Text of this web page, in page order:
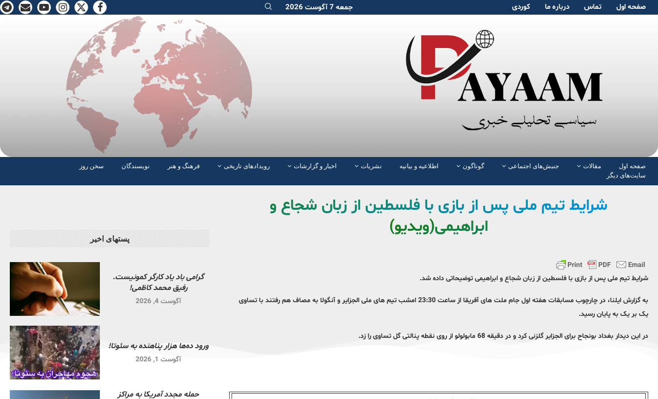
صفحە اول تماس دربارە ما کوردی جمعه 7 آگوست 2026
صفحە اول مقالات جنبش‌های اجتماعی گوناگون اطلاعیه و بیانیه نشریات اخبار و گزارشات رویدادهای تاریخی فرهنگ و هنر نویسندگان
سخن روز
سایت‌های دیگر
شرایط تیم ملی پس از بازی با فلسطین از زبان شجاع و
ابراهیمی(ویدیو)
شرایط تیم ملی پس از بازی با فلسطین از زبان شجاع و ابراهیمی توضیحاتی داده شد.
به گزارش ایلنا، در چارچوب مسابقات هفته اول جام ملت های آفریقا از ساعت 23:30 امشب تیم های ملی الجزایر و آنگولا به مصاف هم رفتند با تساوی
یک بر یک به پایان رسید.
در این دیدار بغداد بونجاح برای الجزایر گلزنی کرد و در دقیقه 68 مابولولو از روی نقطه پنالتی گل تساوی را زد.
پستهای اخیر
گرامی باد یاد کارگر کمونیست.
رفیق محمد کاظمی!
آگوست 4, 2026
ورود ده‌ها هزار پناهنده به سئوتا!
آگوست 1, 2026
حمله مجدد آمریکا به مراکز